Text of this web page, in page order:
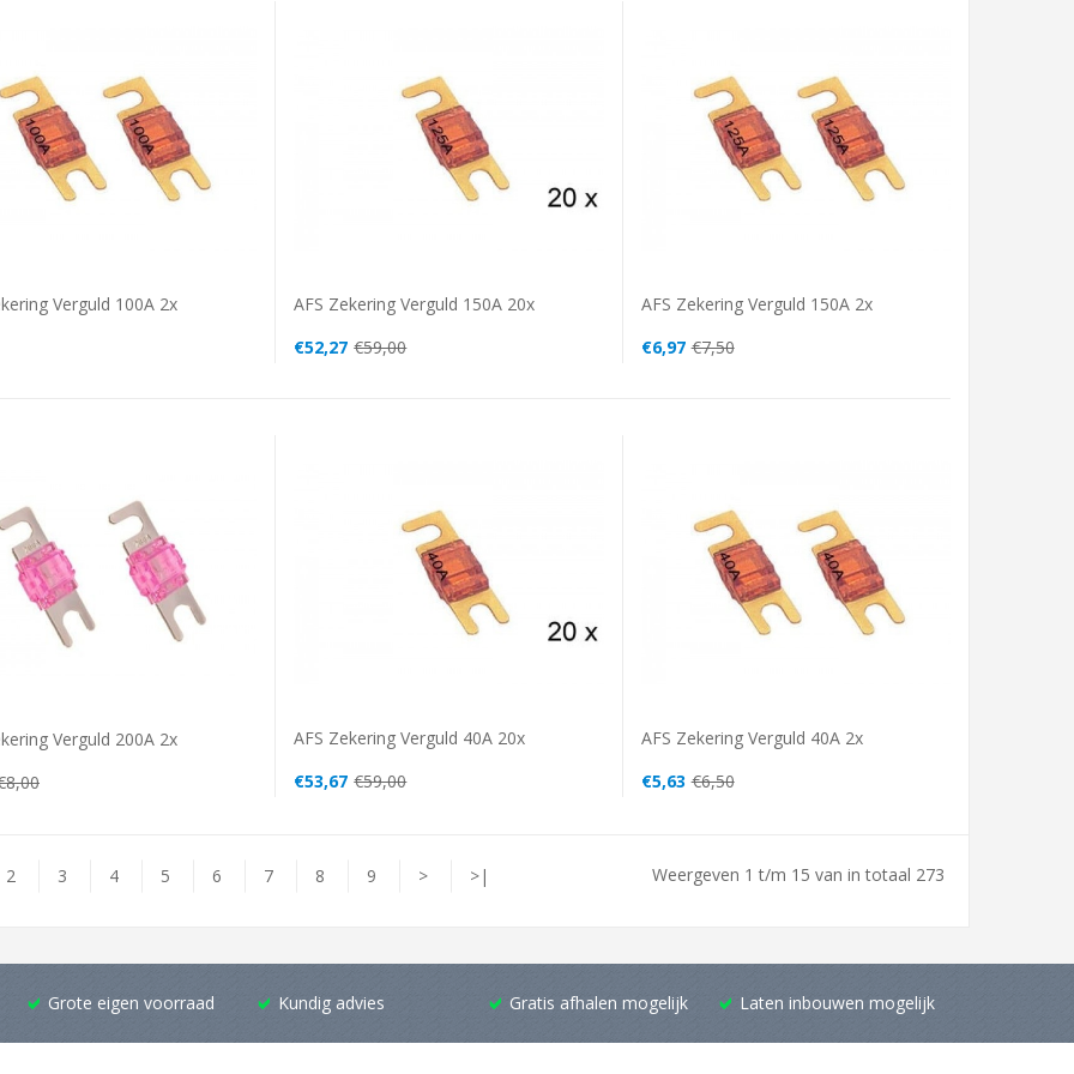
Verguld 100A 2x
AFS Zekering Verguld 150A 20x
€52,27 €59,00
AFS Zekering Verguld 150A 2x
€6,97 €7,50
Verguld 200A 2x
AFS Zekering Verguld 40A 20x
€53,67 €59,00
AFS Zekering Verguld 40A 2x
€5,63 €6,50
2 3 4 5 6 7 8 9 > >| Weergeven 1 t/m 15 van in totaal 273
Grote eigen voorraad Kundig advies Gratis afhalen mogelijk Laten inbouwen mogelijk